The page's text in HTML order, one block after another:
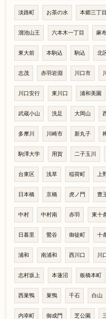
淡路町 お茶の水 本郷三丁目
溜池山王 六本木一丁目 麻
東大前 本駒込 駒込 北
志茂 赤羽岩淵 川口市
川口安行 東川口 浦和美園
武蔵小山 洗足 大岡山
多摩川 川崎市 新丸子
駒澤大学 用賀 二子玉川
台東区 浅草 稲荷町 上
日本橋 京橋 虎ノ門 豊
中村 中村南 赤羽 東十
日暮里 鶯谷 御徒町 十
浦和 南浦和 西川口 川口
志村坂上 本蓮沼 板橋本町
西巣鴨 巣鴨 千石 白山
内幸町 御成門 芝公園